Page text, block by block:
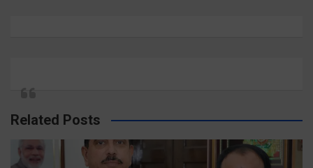
Related Posts